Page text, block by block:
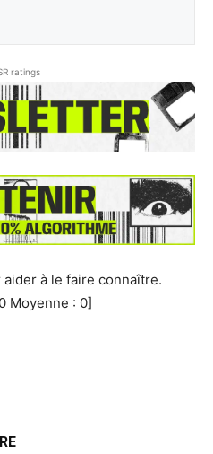
ratings
à le faire connaître.
0Moyenne : 0]